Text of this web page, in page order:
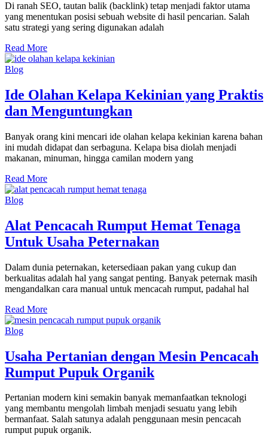
Di ranah SEO, tautan balik (backlink) tetap menjadi faktor utama
yang menentukan posisi sebuah website di hasil pencarian. Salah
satu strategi yang sering digunakan adalah
Read More
Blog
Ide Olahan Kelapa Kekinian yang Praktis
dan Menguntungkan
Banyak orang kini mencari ide olahan kelapa kekinian karena bahan
ini mudah didapat dan serbaguna. Kelapa bisa diolah menjadi
makanan, minuman, hingga camilan modern yang
Read More
Blog
Alat Pencacah Rumput Hemat Tenaga
Untuk Usaha Peternakan
Dalam dunia peternakan, ketersediaan pakan yang cukup dan
berkualitas adalah hal yang sangat penting. Banyak peternak masih
mengandalkan cara manual untuk mencacah rumput, padahal hal
Read More
Blog
Usaha Pertanian dengan Mesin Pencacah
Rumput Pupuk Organik
Pertanian modern kini semakin banyak memanfaatkan teknologi
yang membantu mengolah limbah menjadi sesuatu yang lebih
bermanfaat. Salah satunya adalah penggunaan mesin pencacah
rumput pupuk organik.